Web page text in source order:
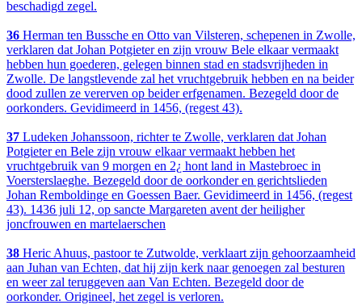
beschadigd zegel.
36 Herman ten Bussche en Otto van Vilsteren, schepenen in Zwolle,
verklaren dat Johan Potgieter en zijn vrouw Bele elkaar vermaakt
hebben hun goederen, gelegen binnen stad en stadsvrijheden in
Zwolle. De langstlevende zal het vruchtgebruik hebben en na beider
dood zullen ze vererven op beider erfgenamen. Bezegeld door de
oorkonders. Gevidimeerd in 1456, (regest 43).
37 Ludeken Johanssoon, richter te Zwolle, verklaren dat Johan
Potgieter en Bele zijn vrouw elkaar vermaakt hebben het
vruchtgebruik van 9 morgen en 2¿ hont land in Mastebroec in
Voersterslaeghe. Bezegeld door de oorkonder en gerichtslieden
Johan Remboldinge en Goessen Baer. Gevidimeerd in 1456, (regest
43). 1436 juli 12, op sancte Margareten avent der heiligher
joncfrouwen en martelaerschen
38 Heric Ahuus, pastoor te Zutwolde, verklaart zijn gehoorzaamheid
aan Juhan van Echten, dat hij zijn kerk naar genoegen zal besturen
en weer zal teruggeven aan Van Echten. Bezegeld door de
oorkonder. Origineel, het zegel is verloren.